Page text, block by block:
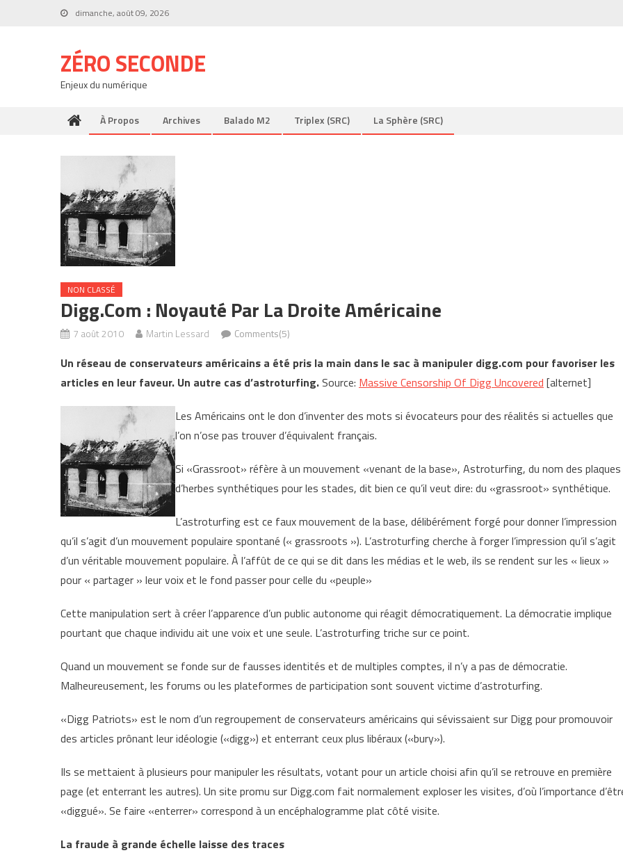
dimanche, août 09, 2026
ZÉRO SECONDE
Enjeux du numérique
À Propos Archives Balado M2 Triplex (SRC) La Sphère (SRC)
NON CLASSÉ
Digg.com : Noyauté Par La Droite Américaine
7 août 2010 Martin Lessard Comments(5)
Un réseau de conservateurs américains a été pris la main dans le sac à manipuler digg.com pour favoriser les
articles en leur faveur. Un autre cas d’astroturfing.Source: Massive Censorship Of Digg Uncovered [alternet]
Les Américains ont le don d’inventer des mots si évocateurs pour des réalités si actuelles que
l’on n’ose pas trouver d’équivalent français.
Si «Grassroot» réfère à un mouvement «venant de la base», Astroturfing, du nom des plaques
d’herbes synthétiques pour les stades, dit bien ce qu’il veut dire: du «grassroot» synthétique.
L’astroturfing est ce faux mouvement de la base, délibérément forgé pour donner l’impression
qu’il s’agit d’un mouvement populaire spontané (« grassroots »). L’astroturfing cherche à forger l’impression qu’il s’agit
d’un véritable mouvement populaire. À l’affût de ce qui se dit dans les médias et le web, ils se rendent sur les « lieux »
pour « partager » leur voix et le fond passer pour celle du «peuple»
Cette manipulation sert à créer l’apparence d’un public autonome qui réagit démocratiquement. La démocratie implique
pourtant que chaque individu ait une voix et une seule. L’astroturfing triche sur ce point.
Quand un mouvement se fonde sur de fausses identités et de multiples comptes, il n’y a pas de démocratie.
Malheureusement, les forums ou les plateformes de participation sont souvent victime d’astroturfing.
«Digg Patriots» est le nom d’un regroupement de conservateurs américains qui sévissaient sur Digg pour promouvoir
des articles prônant leur idéologie («digg») et enterrant ceux plus libéraux («bury»).
Ils se mettaient à plusieurs pour manipuler les résultats, votant pour un article choisi afin qu’il se retrouve en première
page (et enterrant les autres). Un site promu sur Digg.com fait normalement exploser les visites, d’où l’importance
«diggué». Se faire «enterrer» correspond à un encéphalogramme plat côté visite.
La fraude à grande échelle laisse des traces